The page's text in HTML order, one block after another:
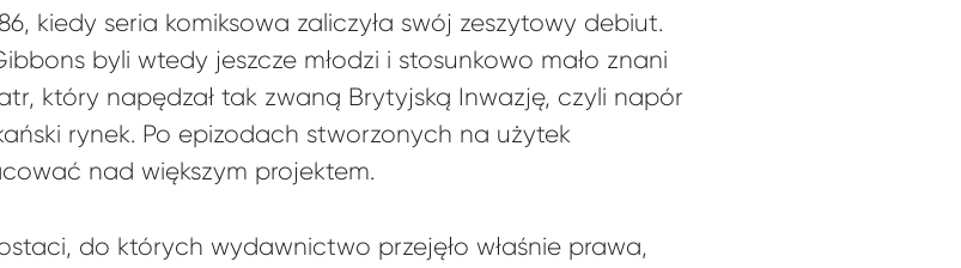
kiedy seria komiksowa zaliczyła swój zeszytowy debiut.
byli wtedy jeszcze młodzi i stosunkowo mało znani
który napędzał tak zwaną Brytyjską Inwazję, czyli napór
rynek. Po epizodach stworzonych na użytek
nad większym projektem.
do których wydawnictwo przejęło właśnie prawa,